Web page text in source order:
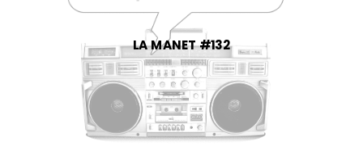
LA MANET #132